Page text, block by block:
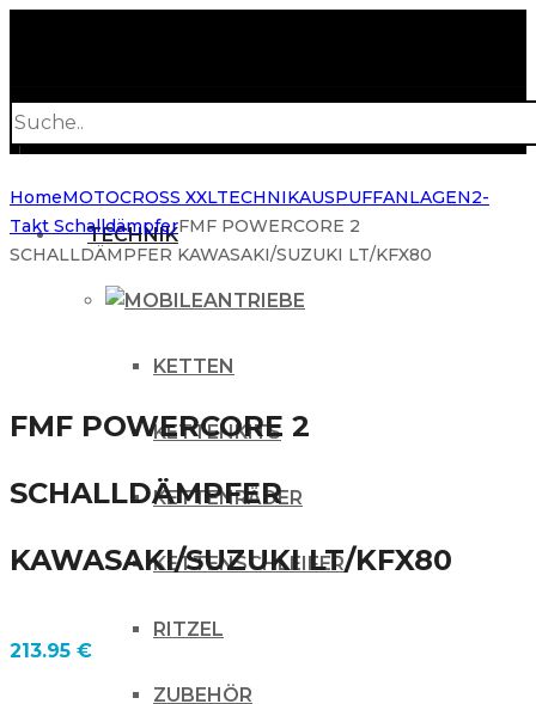
search
TECHNIK
ANTRIEBE
KETTEN
KETTENKITS
KETTENRÄDER
KETTENSCHLEIFER
RITZEL
ZUBEHÖR
HomeMOTOCROSS XXLTECHNIKAUSPUFFANLAGEN2-
Takt SchalldämpferFMF POWERCORE 2
SCHALLDÄMPFER KAWASAKI/SUZUKI LT/KFX80
FMF POWERCORE 2
SCHALLDÄMPFER
KAWASAKI/SUZUKI LT/KFX80
213.95 €